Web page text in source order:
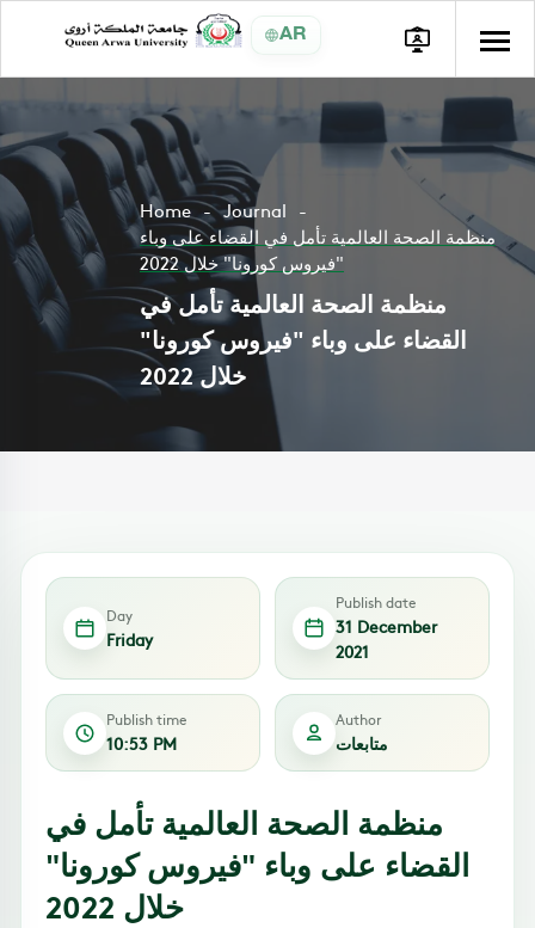
AR
Home
Journal
منظمة الصحة العالمية تأمل في القضاء على وباء
"فيروس كورونا" خلال 2022
منظمة الصحة العالمية تأمل في
القضاء على وباء "فيروس كورونا"
خلال 2022
Day
Friday
Publish date
31 December
2021
Publish time
10:53 PM
Author
متابعات
منظمة الصحة العالمية تأمل في
القضاء على وباء "فيروس كورونا"
خلال 2022